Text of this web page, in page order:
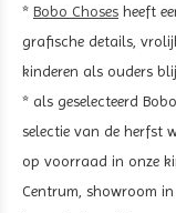
* Bobo Choses heeft
grafische details,
kinderen als ouders
* als geselecteerd
selectie van de herfst
op voorraad in onze
Centrum, showroom